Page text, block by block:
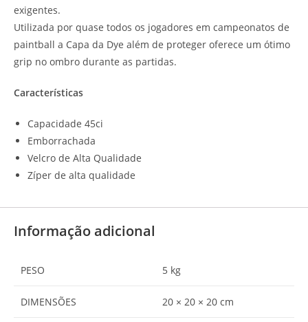
exigentes.
Utilizada por quase todos os jogadores em campeonatos de
paintball a Capa da Dye além de proteger oferece um ótimo
grip no ombro durante as partidas.
Características
Capacidade 45ci
Emborrachada
Velcro de Alta Qualidade
Zíper de alta qualidade
Informação adicional
PESO 5 kg
DIMENSÕES 20 × 20 × 20 cm